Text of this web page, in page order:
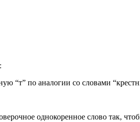
“т” по аналогии со словами
однокоренное слово так,